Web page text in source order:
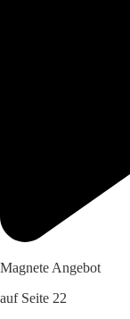
Magnete Angebot
auf Seite 22